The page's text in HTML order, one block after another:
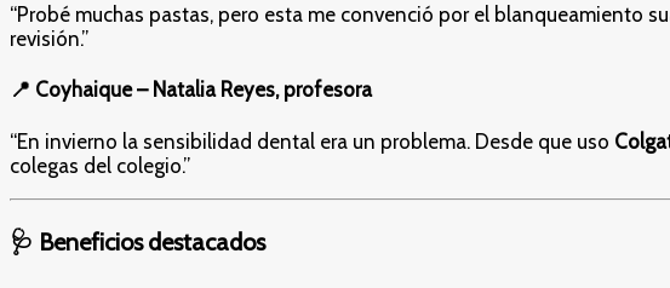
“Probé muchas pastas, pero esta me convenció por el blanqueamiento
revisión.”
📍 Coyhaique – Natalia Reyes, profesora
“En invierno la sensibilidad dental era un problema. Desde que uso
colegas del colegio.”
🩺 Beneficios destacados